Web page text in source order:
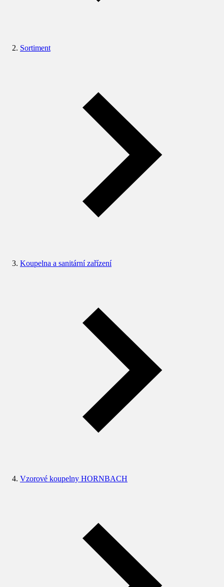
Sortiment
Koupelna a sanitární zařízení
Vzorové koupelny HORNBACH